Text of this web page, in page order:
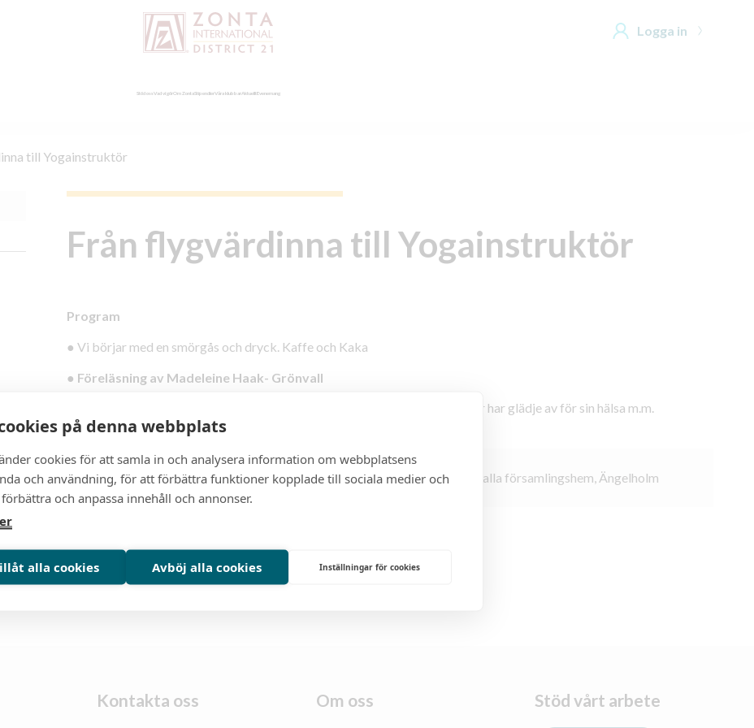
Stöd ossVad vi görOm ZontaStipendierVåra klubbarAktuelltEvenemang
Logga in
till Yogainstruktör
Från flygvärdinna till Yogainstruktör
Program
● Vi börjar med en smörgås och dryck. Kaffe och Kaka
● Föreläsning av Madeleine Haak- Grönvall
Min resa från flygvärdinna till Yogainstruktör. Om yoga, som många kvinnor har glädje av för sin hälsa m.m.
Angelägenheter
Klubb: Bjäre Datum:2025-10-22 Tid:18:30 Plats: Åvalla församlingshem, Ängelholm
Kontakta oss Om oss Stöd vårt arbete
på denna webbplats
cookies för att samla in och analysera information om webbplatsens
och användning, för att förbättra funktioner kopplade till sociala medier och
och anpassa innehåll och annonser.
alla cookies Avböj alla cookies Inställningar för cookies